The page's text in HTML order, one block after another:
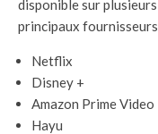
disponible sur
principaux
Netflix
Disney +
Amazon Prime Video
Hayu